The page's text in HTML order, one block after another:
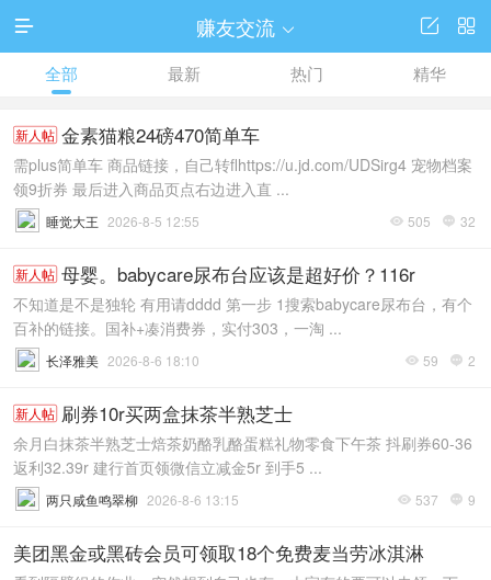
 赚友交流  

全部 最新 热门 精华
新人帖 金素猫粮24磅470简单车
需plus简单车 商品链接，自己转flhttps://u.jd.com/UDSirg4 宠物档案
领9折券 最后进入商品页点右边进入直 ...
 505  32
睡觉大王 2026-8-5 12:55
新人帖 母婴。babycare尿布台应该是超好价？116r
不知道是不是独轮 有用请dddd 第一步 1搜索babycare尿布台，有个
百补的链接。国补+凑消费券，实付303，一淘 ...
 59  2
长泽雅美 2026-8-6 18:10
新人帖 刷券10r买两盒抹茶半熟芝士
余月白抹茶半熟芝士焙茶奶酪乳酪蛋糕礼物零食下午茶 抖刷券60-36
返利32.39r 建行首页领微信立减金5r 到手5 ...
 537  9
两只咸鱼鸣翠柳 2026-8-6 13:15
美团黑金或黑砖会员可领取18个免费麦当劳冰淇淋